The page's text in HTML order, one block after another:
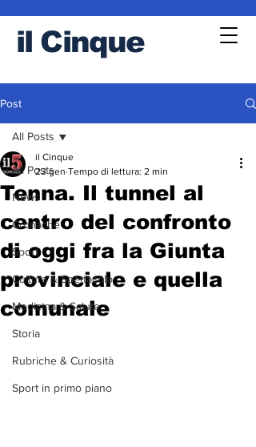
il Cinque
Post
All Posts
News
Cronache
Sport
Cultura & Spettacolo
Medicina & Salute
Storia
Rubriche & Curiosità
Sport in primo piano
All Posts
Tenna. Il tunnel al
centro del confronto
di oggi fra la Giunta
provinciale e quella
comunale
il Cinque
23 gen Tempo di lettura: 2 min